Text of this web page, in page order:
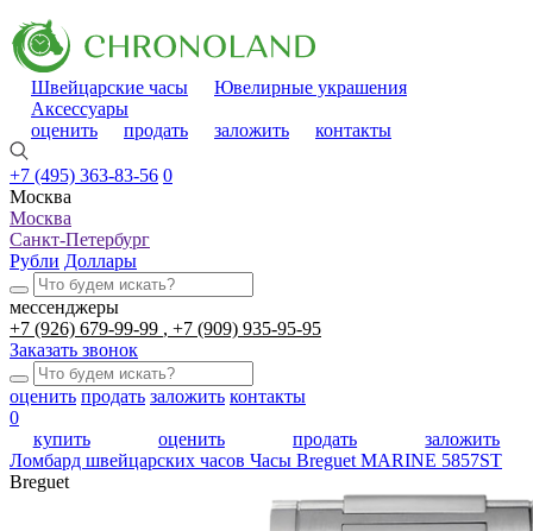
Швейцарские часы
Ювелирные украшения
Аксессуары
оценить
продать заложить контакты
+7 (495) 363-83-56 0
Москва
Москва
Санкт-Петербург
Рубли Доллары
мессенджеры
+7 (926) 679-99-99
+7 (909) 935-95-95
Заказать звонок
оценить продать заложить контакты
0
купить
оценить продать
заложить
Ломбард швейцарских часов Часы Breguet MARINE 5857ST
Breguet